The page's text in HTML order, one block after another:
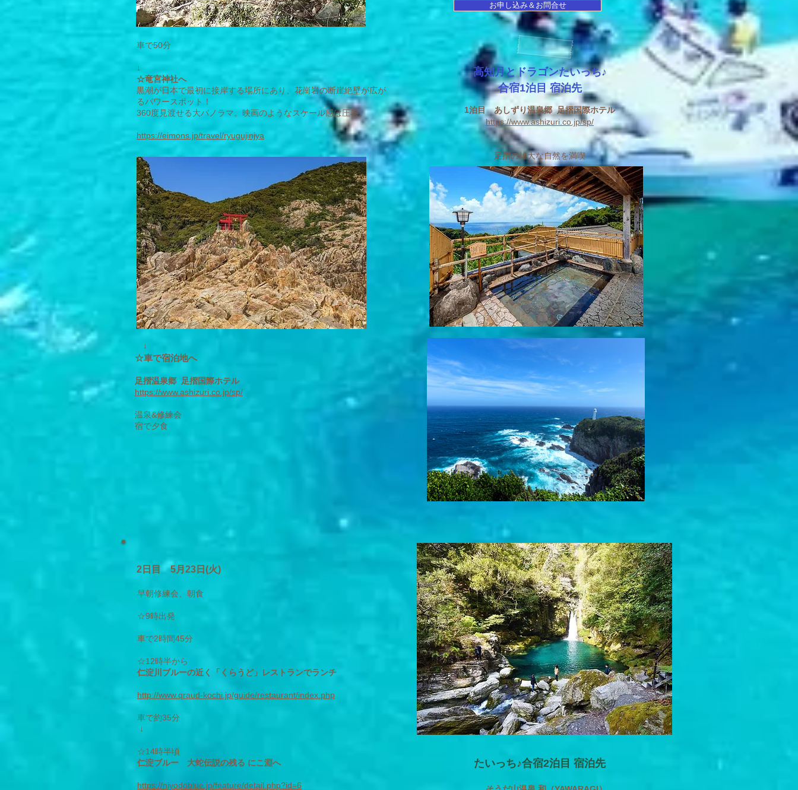
​車で50分
↓
☆竜宮神社へ
黒潮が日本で最初に接岸する場所にあり、花崗岩の断崖絶壁が広が
るパワースポット！
360度見渡せる大パノラマ。映画のようなスケール感は圧巻。
https://eimons.jp/travel/ryugujinjya
↓
☆車で宿泊地へ
足摺温泉郷 足摺国際ホテル
https://www.ashizuri.co.jp/sp/
温泉&修練会
宿で夕食
お申し込み＆お問合せ
高知月とドラゴンたいっち♪
合宿1泊目 宿泊先
1泊目 あしずり温泉郷 足摺国際ホテル
https://www.ashizuri.co.jp/sp/
​足摺の雄大な自然を満喫
2日目 5月23日(火)
早朝修練会、朝食
☆9時出発
車で2時間45分
☆12時半から
仁淀川ブルーの近く「くらうど」レストランでランチ
http://www.qraud-kochi.jp/guide/restaurant/index.php
車で約35分
↓
☆14時半頃
仁淀ブルー 大蛇伝説の残る にこ淵へ
https://niyodoblue.jp/feature/detail.php?id=6
たいっち♪合宿2泊目 宿泊先